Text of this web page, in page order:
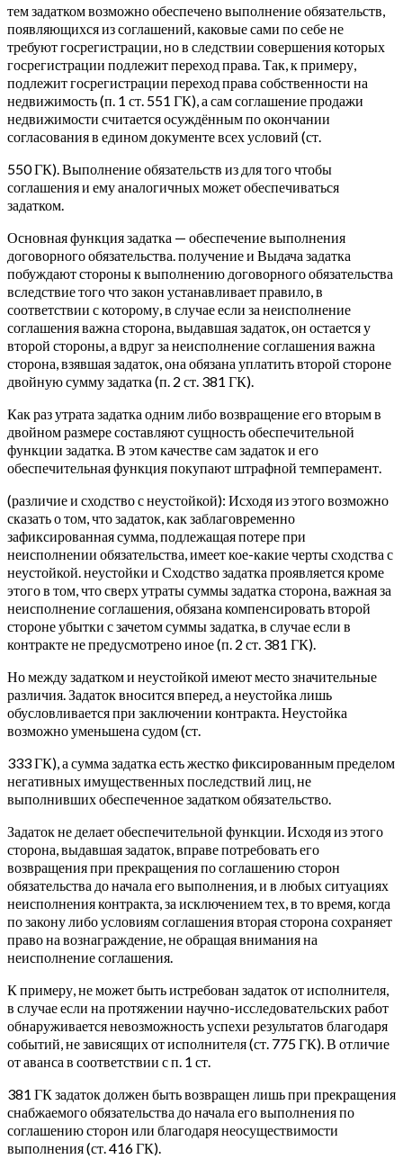
тем задатком возможно обеспечено выполнение обязательств,
появляющихся из соглашений, каковые сами по себе не
требуют госрегистрации, но в следствии совершения которых
госрегистрации подлежит переход права. Так, к примеру,
подлежит госрегистрации переход права собственности на
недвижимость (п. 1 ст. 551 ГК), а сам соглашение продажи
недвижимости считается осуждённым по окончании
согласования в едином документе всех условий (ст.
550 ГК). Выполнение обязательств из для того чтобы
соглашения и ему аналогичных может обеспечиваться
задатком.
Основная функция задатка — обеспечение выполнения
договорного обязательства. получение и Выдача задатка
побуждают стороны к выполнению договорного обязательства
вследствие того что закон устанавливает правило, в
соответствии с которому, в случае если за неисполнение
соглашения важна сторона, выдавшая задаток, он остается у
второй стороны, а вдруг за неисполнение соглашения важна
сторона, взявшая задаток, она обязана уплатить второй стороне
двойную сумму задатка (п. 2 ст. 381 ГК).
Как раз утрата задатка одним либо возвращение его вторым в
двойном размере составляют сущность обеспечительной
функции задатка. В этом качестве сам задаток и его
обеспечительная функция покупают штрафной темперамент.
(различие и сходство с неустойкой): Исходя из этого возможно
сказать о том, что задаток, как заблаговременно
зафиксированная сумма, подлежащая потере при
неисполнении обязательства, имеет кое-какие черты сходства с
неустойкой. неустойки и Сходство задатка проявляется кроме
этого в том, что сверх утраты суммы задатка сторона, важная за
неисполнение соглашения, обязана компенсировать второй
стороне убытки с зачетом суммы задатка, в случае если в
контракте не предусмотрено иное (п. 2 ст. 381 ГК).
Но между задатком и неустойкой имеют место значительные
различия. Задаток вносится вперед, а неустойка лишь
обусловливается при заключении контракта. Неустойка
возможно уменьшена судом (ст.
333 ГК), а сумма задатка есть жестко фиксированным пределом
негативных имущественных последствий лиц, не
выполнивших обеспеченное задатком обязательство.
Задаток не делает обеспечительной функции. Исходя из этого
сторона, выдавшая задаток, вправе потребовать его
возвращения при прекращения по соглашению сторон
обязательства до начала его выполнения, и в любых ситуациях
неисполнения контракта, за исключением тех, в то время, когда
по закону либо условиям соглашения вторая сторона сохраняет
право на вознаграждение, не обращая внимания на
неисполнение соглашения.
К примеру, не может быть истребован задаток от исполнителя,
в случае если на протяжении научно-исследовательских работ
обнаруживается невозможность успехи результатов благодаря
событий, не зависящих от исполнителя (ст. 775 ГК). В отличие
от аванса в соответствии с п. 1 ст.
381 ГК задаток должен быть возвращен лишь при прекращения
снабжаемого обязательства до начала его выполнения по
соглашению сторон или благодаря неосуществимости
выполнения (ст. 416 ГК).